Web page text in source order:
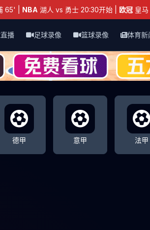
65' | NBA 湖人 vs 勇士 20:30开始 | 欧冠皇马
播 足球录像 篮球录像 体育新
德甲 意甲 法甲